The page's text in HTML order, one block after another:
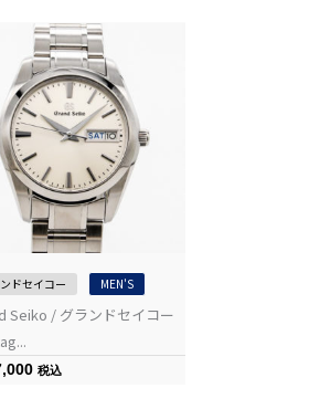
ドセイコー MEN'S
Seiko / グランドセイコー
税込